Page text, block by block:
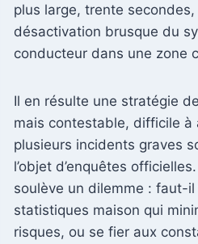
plus large, trente secondes,
désactivation brusque du
conducteur dans une zone
Il en résulte une stratégie
mais contestable, difficile à
plusieurs incidents graves
l’objet d’enquêtes
soulève un dilemme : faut-
statistiques maison qui
risques, ou se fier aux